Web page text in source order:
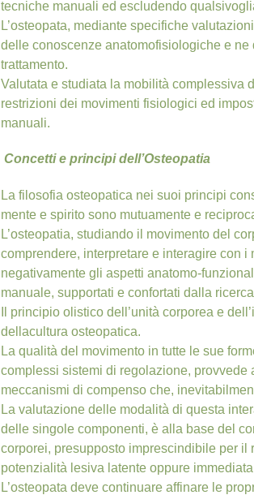
tecniche manuali ed escludendo
L’osteopata, mediante specifiche
delle conoscenze anatomofisiologiche e
trattamento.
Valutata e studiata la mobilità complessiva
restrizioni dei movimenti fisiologici ed
manuali.
Concetti e principi dell’Osteopatia
La filosofia osteopatica nei suoi principi
mente e spirito sono mutuamente e
L’osteopatia, studiando il movimento del
comprendere, interpretare e interagire con
negativamente gli aspetti anatomo-
manuale, supportati e confortati dalla
Il principio olistico dell’unità corporea e
dellacultura osteopatica.
La qualità del movimento in tutte le sue
complessi sistemi di regolazione, provvede
meccanismi di compenso che,
La valutazione delle modalità di questa
delle singole componenti, è alla base del
corporei, presupposto imprescindibile per
potenzialità lesiva latente oppure
L’osteopata deve continuare affinare le